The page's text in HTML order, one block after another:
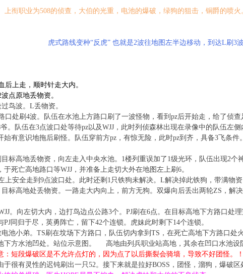
上衔职业为508的侦查，大伯的光重，电池的爆破，绿狗的狙击，铜爵的喷火
虎式路线变种“反虎” 也就是2波往地图左半边移动，到达L刷3波
上走，顺时针走大内。
点原地丢物资。
鸟波。L丢物资。
处刷4波。队伍在水池上方路口刷了一波怪物，看到pz后开始走，给了侦
。队伍在3点波口处等待pz以及WJJ，此时列侦森林出现在录像中的队伍左
始有意识地拖后刷怪。队伍穿前方pz，有惊无险，此时pz到齐，具备3飞条
标高地丢物资，向左走入中央水池。1楼列重误加了1级光环，队伍出现2个
死亡高地路口等WJJ，并准备上走切大外在地图左上刷6。
安全走到9点波口处。此时还剩1只铁狗未解决。L解决掉此铁狗，带满物资
标高地处丢物资。一路走大内向上，前方无狗。双爆向后丢出两轮ZS，解
。向左切大内，边打鸟边点公路3个。PJ刷在6点。在目标高地下方路口处
同归于尽，英勇阵亡，留下42个连锁。虎妹此时剩下14个连锁。
池小弟。TS刷在坟场下方路口，队伍切内拿到TS，在死亡高地下方路口处
下方水池凹处。站位示意图。 高地由列兵职业站高地，其余在凹口水池设
：短段爆破区是不允许点灯的，因为点了以后撕裂会骑墙，导致不好团怪。！
很有灵性的迟钝刷出一只52。接下来就是拉好BOSS，团怪，溜狗，爆破区